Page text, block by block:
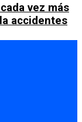
vez más
accidentes